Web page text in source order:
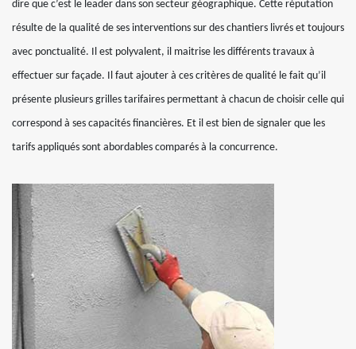
dire que c’est le leader dans son secteur géographique. Cette réputation
résulte de la qualité de ses interventions sur des chantiers livrés et toujours
avec ponctualité. Il est polyvalent, il maitrise les différents travaux à
effectuer sur façade. Il faut ajouter à ces critères de qualité le fait qu’il
présente plusieurs grilles tarifaires permettant à chacun de choisir celle qui
correspond à ses capacités financières. Et il est bien de signaler que les
tarifs appliqués sont abordables comparés à la concurrence.